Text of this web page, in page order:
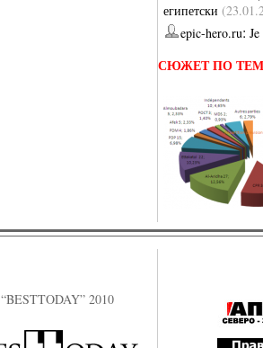
египетски
epic-hero.ru:
СЮЖЕТ ПО
“BESTTODAY” 2010